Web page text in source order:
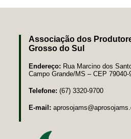
Associação dos
Grosso do Sul
Endereço: Rua Marcino dos
Campo Grande/MS – CEP 79040-
Telefone: (67) 3320-9700
E-mail: